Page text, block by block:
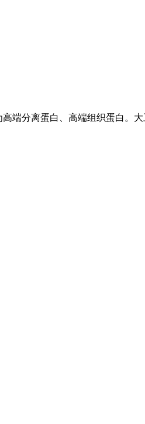
端分离蛋白、高端组织蛋白。